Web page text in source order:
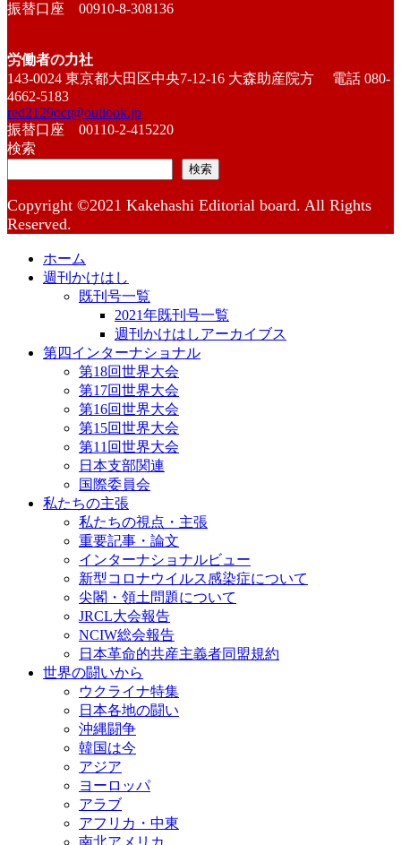
振替口座 00910-8-308136
労働者の力社
143-0024 東京都大田区中央7-12-16 大森助産院方 電話 080-
4662-5183
red2129oct@outlook.jp
振替口座 00110-2-415220
検索
検索
Copyright ©2021 Kakehashi Editorial board. All Rights
Reserved.
ホーム
週刊かけはし
既刊号一覧
2021年既刊号一覧
週刊かけはしアーカイブス
第四インターナショナル
第18回世界大会
第17回世界大会
第16回世界大会
第15回世界大会
第11回世界大会
日本支部関連
国際委員会
私たちの主張
私たちの視点・主張
重要記事・論文
インターナショナルビュー
新型コロナウイルス感染症について
尖閣・領土問題について
JRCL大会報告
NCIW総会報告
日本革命的共産主義者同盟規約
世界の闘いから
ウクライナ特集
日本各地の闘い
沖縄闘争
韓国は今
アジア
ヨーロッパ
アラブ
アフリカ・中東